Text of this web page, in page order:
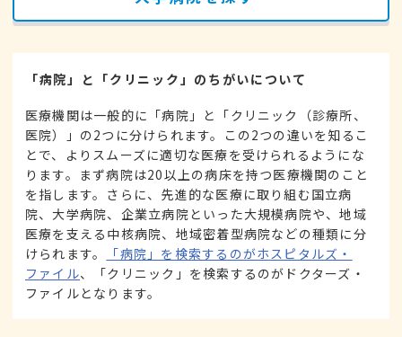
「病院」と「クリニック」のちがいについて
医療機関は一般的に「病院」と「クリニック（診療所、
医院）」の2つに分けられます。この2つの違いを知るこ
とで、よりスムーズに適切な医療を受けられるようにな
ります。まず病院は20以上の病床を持つ医療機関のこと
を指します。さらに、先進的な医療に取り組む国立病
院、大学病院、企業立病院といった大規模病院や、地域
医療を支える中核病院、地域密着型病院などの種類に分
けられます。
「病院」を検索するのがホスピタルズ・
ファイル、「クリニック」を検索するのがドクターズ・
ファイルとなります。